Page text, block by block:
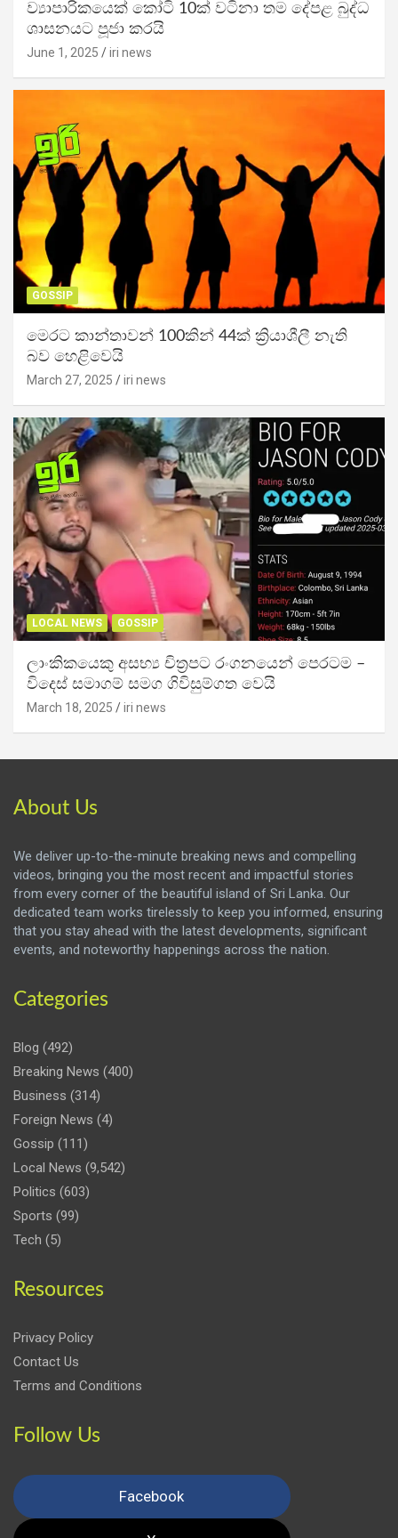
ව්‍යාපාරිකයෙක් කෝටි 10ක් වටිනා තම දේපළ බුද්ධ
ශාසනයට පූජා කරයි
June 1, 2025 iri news
GOSSIP
මෙරට කාන්තාවන් 100කින් 44ක් ක්‍රියාශීලී නැති
බව හෙළිවෙයි
March 27, 2025 iri news
LOCAL NEWS GOSSIP
ලාංකිකයෙකු අසභ්‍ය චිත්‍රපට රංගනයෙන් පෙරටම –
විදෙස් සමාගම් සමග ගිවිසුම්ගත වෙයි
March 18, 2025 iri news
About Us
We deliver up-to-the-minute breaking news and compelling
videos, bringing you the most recent and impactful stories
from every corner of the beautiful island of Sri Lanka. Our
dedicated team works tirelessly to keep you informed, ensuring
that you stay ahead with the latest developments, significant
events, and noteworthy happenings across the nation.
Categories
Blog (492)
Breaking News (400)
Business (314)
Foreign News (4)
Gossip (111)
Local News (9,542)
Politics (603)
Sports (99)
Tech (5)
Resources
Privacy Policy
Contact Us
Terms and Conditions
Follow Us
Facebook